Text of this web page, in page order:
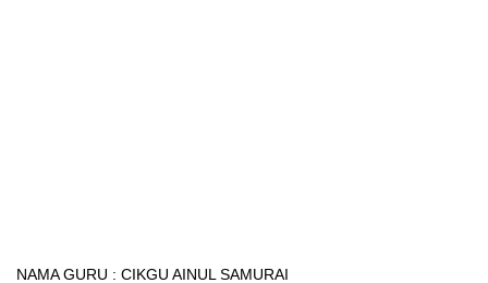
NAMA GURU : CIKGU AINUL SAMURAI